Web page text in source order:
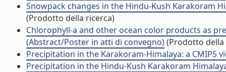
Snowpack changes in the Hindu-Kush Karakoram
(Prodotto della ricerca)
Chlorophyll-a and other ocean color products as
(Abstract/Poster in atti di convegno)(Prodotto della
Precipitation in the Karakoram-Himalaya: a CMIP5
Precipitation in the Hindu-Kush Karakoram